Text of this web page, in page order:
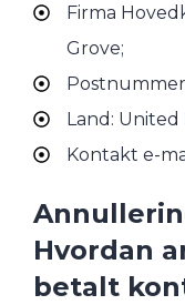
Firma
Grove;
Postnummer
Land: United
Kontakt e-
Hvordan
betalt